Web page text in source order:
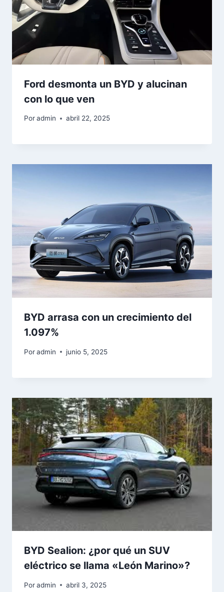
Ford desmonta un BYD y alucinan
con lo que ven
Poradmin abril 22, 2025
BYD arrasa con un crecimiento del
1.097%
Poradmin junio 5, 2025
BYD Sealion: ¿por qué un SUV
eléctrico se llama «León Marino»?
Poradmin abril 3, 2025